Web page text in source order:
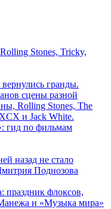
Stones, Tricky,
гранды.
сцены разной
Rolling Stones, The
и Jack White.
гид по фильмам
назад не стало
Поднозова
праздник флоксов,
и «Музыка мира»